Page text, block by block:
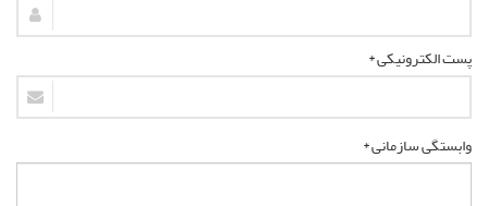
پست الکترونیکی *
وابستگی سازمانی *